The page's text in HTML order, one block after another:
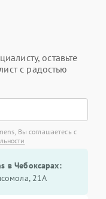
оставьте
с радостью
Вы соглашаетесь с
в Чебоксарах:
21А